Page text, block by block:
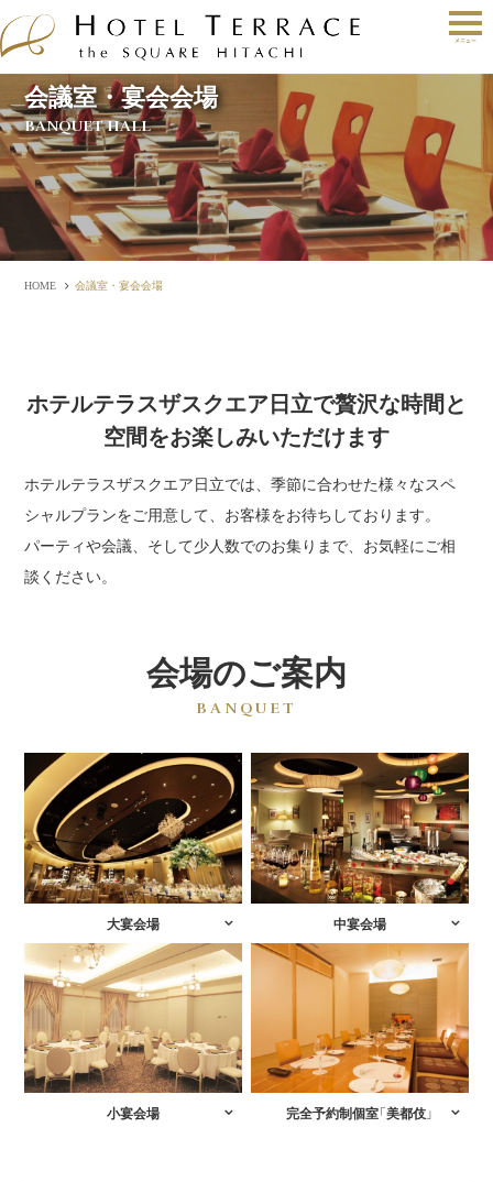
会議室・宴会会場
BANQUET HALL
HOME 会議室・宴会会場
ホテルテラスザスクエア日立で贅沢な時間と
空間をお楽しみいただけます
ホテルテラスザスクエア日立では、季節に合わせた様々なスペ
シャルプランをご用意して、お客様をお待ちしております。
パーティや会議、そして少人数でのお集りまで、お気軽にご相
談ください。
会場のご案内
BANQUET
大宴会場 中宴会場
小宴会場 完全予約制個室「美都伎」